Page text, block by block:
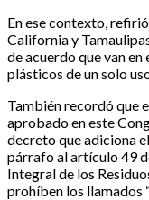
En ese contexto,
California y
de acuerdo que van
plásticos de un solo
También recordó que
aprobado en este
decreto que adiciona
párrafo al artículo 49
Integral de los
prohíben los llamados